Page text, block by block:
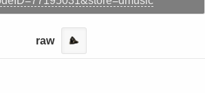
raw